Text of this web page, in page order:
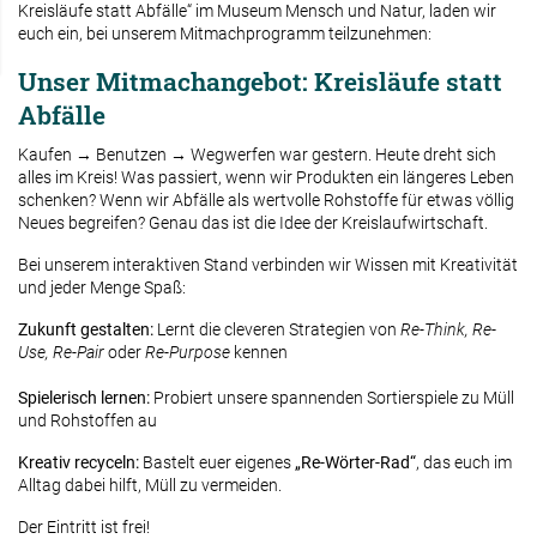
Kreisläufe statt Abfälle“ im Museum Mensch und Natur, laden wir
euch ein, bei unserem Mitmachprogramm teilzunehmen:
Unser Mitmachangebot: Kreisläufe statt
Abfälle
Kaufen → Benutzen → Wegwerfen war gestern. Heute dreht sich
alles im Kreis! Was passiert, wenn wir Produkten ein längeres Leben
schenken? Wenn wir Abfälle als wertvolle Rohstoffe für etwas völlig
Neues begreifen? Genau das ist die Idee der Kreislaufwirtschaft.
Bei unserem interaktiven Stand verbinden wir Wissen mit Kreativität
und jeder Menge Spaß:
Zukunft gestalten: Lernt die cleveren Strategien von Re-Think, Re-
Use, Re-PairoderRe-Purpose kennen
Spielerisch lernen: Probiert unsere spannenden Sortierspiele zu Müll
und Rohstoffen au
Kreativ recyceln: Bastelt euer eigenes „Re-Wörter-Rad“, das euch im
Alltag dabei hilft, Müll zu vermeiden.
Der Eintritt ist frei!